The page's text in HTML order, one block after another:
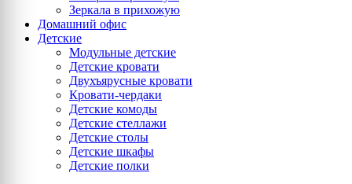
Зеркала в прихожую
Домашний офис
Детские
Модульные детские
Детские кровати
Двухъярусные кровати
Кровати-чердаки
Детские комоды
Детские стеллажи
Детские столы
Детские шкафы
Детские полки